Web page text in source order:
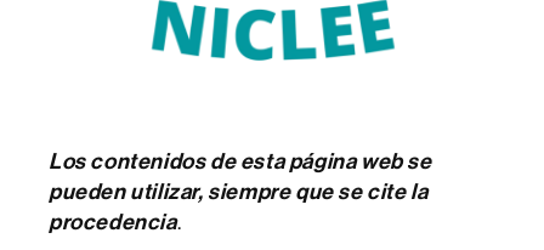
Los contenidos de esta página web se
pueden utilizar, siempre que se cite la
procedencia.